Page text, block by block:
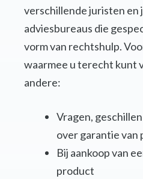
verschillende juristen en
adviesbureaus die
vorm van rechtshulp.
waarmee u terecht kunt
andere:
Vragen,
over garantie van
Bij aankoop van
product